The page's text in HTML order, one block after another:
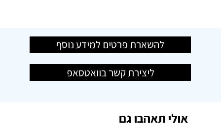
להשארת פרטים למידע נוסף
ליצירת קשר בוואטסאפ
אולי תאהבו גם